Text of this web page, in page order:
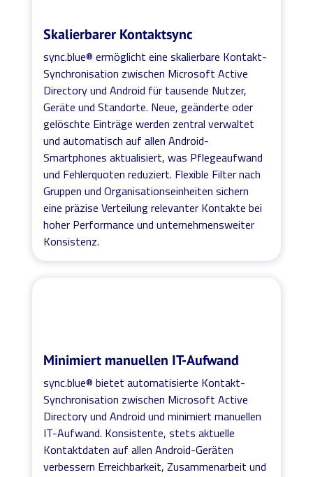
Skalierbarer Kontaktsync
sync.blue® ermöglicht eine skalierbare Kontakt-
Synchronisation zwischen Microsoft Active
Directory und Android für tausende Nutzer,
Geräte und Standorte. Neue, geänderte oder
gelöschte Einträge werden zentral verwaltet
und automatisch auf allen Android-
Smartphones aktualisiert, was Pflegeaufwand
und Fehlerquoten reduziert. Flexible Filter nach
Gruppen und Organisationseinheiten sichern
eine präzise Verteilung relevanter Kontakte bei
hoher Performance und unternehmensweiter
Konsistenz.
Minimiert manuellen IT-Aufwand
sync.blue® bietet automatisierte Kontakt-
Synchronisation zwischen Microsoft Active
Directory und Android und minimiert manuellen
IT-Aufwand. Konsistente, stets aktuelle
Kontaktdaten auf allen Android-Geräten
verbessern Erreichbarkeit, Zusammenarbeit und